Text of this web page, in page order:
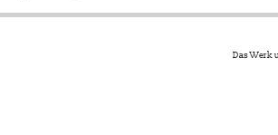
Das Werk